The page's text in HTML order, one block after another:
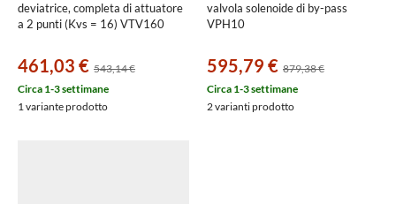
deviatrice, completa di attuatore
a 2 punti (Kvs = 16) VTV160
461,03 € 543,14 €
Circa 1-3 settimane
1 variante prodotto
valvola solenoide di by-pass
VPH10
595,79 € 879,38 €
Circa 1-3 settimane
2 varianti prodotto